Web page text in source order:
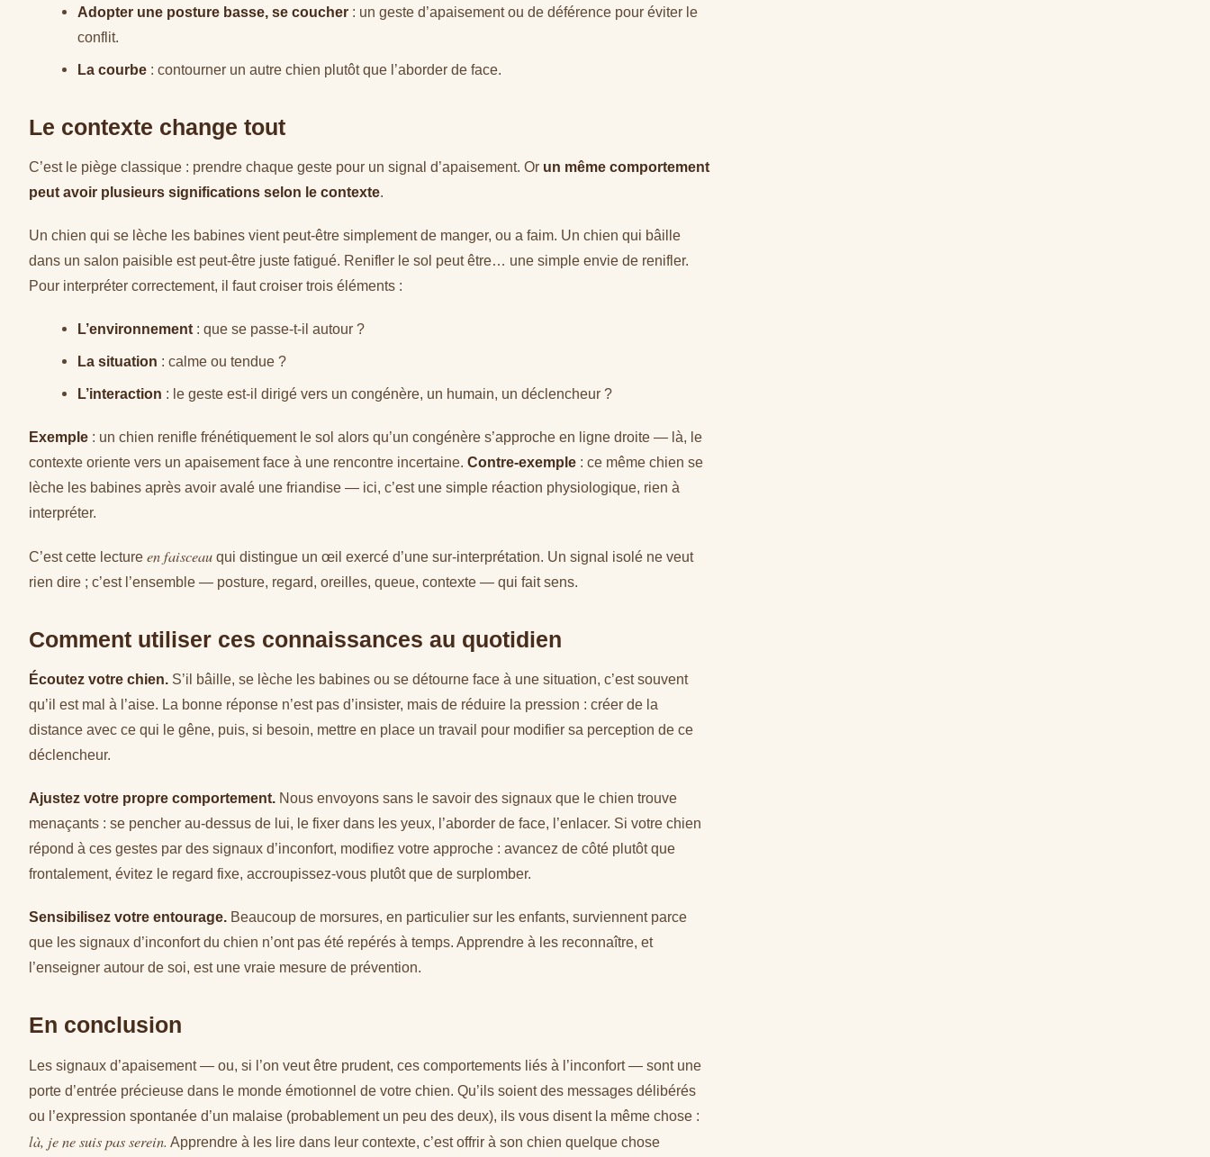
Adopter une posture basse, se coucher : un geste d’apaisement ou de déférence pour éviter le
conflit.
La courbe : contourner un autre chien plutôt que l’aborder de face.
Le contexte change tout
C’est le piège classique : prendre chaque geste pour un signal d’apaisement. Or un même comportement
peut avoir plusieurs significations selon le contexte.
Un chien qui se lèche les babines vient peut-être simplement de manger, ou a faim. Un chien qui bâille
dans un salon paisible est peut-être juste fatigué. Renifler le sol peut être… une simple envie de renifler.
Pour interpréter correctement, il faut croiser trois éléments :
L’environnement : que se passe-t-il autour ?
La situation : calme ou tendue ?
L’interaction : le geste est-il dirigé vers un congénère, un humain, un déclencheur ?
Exemple : un chien renifle frénétiquement le sol alors qu’un congénère s’approche en ligne droite — là, le
contexte oriente vers un apaisement face à une rencontre incertaine. Contre-exemple : ce même chien se
lèche les babines après avoir avalé une friandise — ici, c’est une simple réaction physiologique, rien à
interpréter.
C’est cette lecture en faisceau qui distingue un œil exercé d’une sur-interprétation. Un signal isolé ne veut
rien dire ; c’est l’ensemble — posture, regard, oreilles, queue, contexte — qui fait sens.
Comment utiliser ces connaissances au quotidien
Écoutez votre chien. S’il bâille, se lèche les babines ou se détourne face à une situation, c’est souvent
qu’il est mal à l’aise. La bonne réponse n’est pas d’insister, mais de réduire la pression : créer de la
distance avec ce qui le gêne, puis, si besoin, mettre en place un travail pour modifier sa perception de ce
déclencheur.
Ajustez votre propre comportement. Nous envoyons sans le savoir des signaux que le chien trouve
menaçants : se pencher au-dessus de lui, le fixer dans les yeux, l’aborder de face, l’enlacer. Si votre chien
répond à ces gestes par des signaux d’inconfort, modifiez votre approche : avancez de côté plutôt que
frontalement, évitez le regard fixe, accroupissez-vous plutôt que de surplomber.
Sensibilisez votre entourage. Beaucoup de morsures, en particulier sur les enfants, surviennent parce
que les signaux d’inconfort du chien n’ont pas été repérés à temps. Apprendre à les reconnaître, et
l’enseigner autour de soi, est une vraie mesure de prévention.
En conclusion
Les signaux d’apaisement — ou, si l’on veut être prudent, ces comportements liés à l’inconfort — sont une
porte d’entrée précieuse dans le monde émotionnel de votre chien. Qu’ils soient des messages délibérés
ou l’expression spontanée d’un malaise (probablement un peu des deux), ils vous disent la même chose :
là, je ne suis pas serein. Apprendre à les lire dans leur contexte, c’est offrir à son chien quelque chose